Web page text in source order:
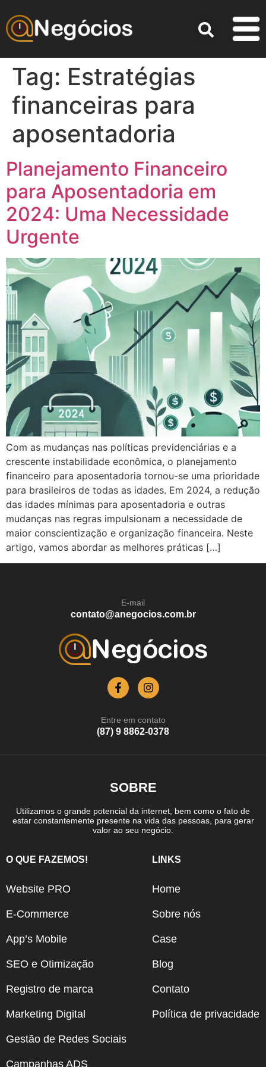
Tag: Estratégias
financeiras para
aposentadoria
Planejamento Financeiro
para Aposentadoria em
2024: Uma Necessidade
Urgente
Com as mudanças nas políticas previdenciárias e a
crescente instabilidade econômica, o planejamento
financeiro para aposentadoria tornou-se uma prioridade
para brasileiros de todas as idades. Em 2024, a redução
das idades mínimas para aposentadoria e outras
mudanças nas regras impulsionam a necessidade de
maior conscientização e organização financeira. Neste
artigo, vamos abordar as melhores práticas […]
E-mail
contato@anegocios.com.br
Entre em contato
(87) 9 8862-0378
SOBRE
Utilizamos o grande potencial da internet, bem como o fato de
estar constantemente presente na vida das pessoas, para gerar
valor ao seu negócio.
O QUE FAZEMOS!
Website PRO
E-Commerce
App’s Mobile
SEO e Otimização
Registro de marca
Marketing Digital
Gestão de Redes Sociais
Campanhas ADS
LINKS
Home
Sobre nós
Case
Blog
Contato
Política de privacidade